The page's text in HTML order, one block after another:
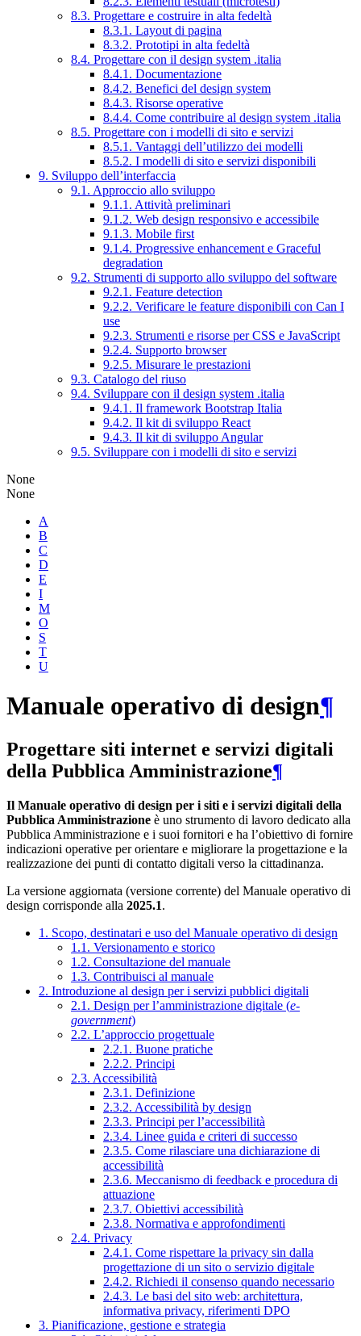
8.3. Progettare e costruire in alta fedeltà
8.3.1. Layout di pagina
8.3.2. Prototipi in alta fedeltà
8.4. Progettare con il design system .italia
8.4.1. Documentazione
8.4.2. Benefici del design system
8.4.3. Risorse operative
8.4.4. Come contribuire al design system .italia
8.5. Progettare con i modelli di sito e servizi
8.5.1. Vantaggi dell’utilizzo dei modelli
8.5.2. I modelli di sito e servizi disponibili
9. Sviluppo dell’interfaccia
9.1. Approccio allo sviluppo
9.1.1. Attività preliminari
9.1.2. Web design responsivo e accessibile
9.1.3. Mobile first
9.1.4. Progressive enhancement e Graceful
degradation
9.2. Strumenti di supporto allo sviluppo del software
9.2.1. Feature detection
9.2.2. Verificare le feature disponibili con Can I
use
9.2.3. Strumenti e risorse per CSS e JavaScript
9.2.4. Supporto browser
9.2.5. Misurare le prestazioni
9.3. Catalogo del riuso
9.4. Sviluppare con il design system .italia
9.4.1. Il framework Bootstrap Italia
9.4.2. Il kit di sviluppo React
9.4.3. Il kit di sviluppo Angular
9.5. Sviluppare con i modelli di sito e servizi
None
None
A
B
C
D
E
I
M
O
S
T
U
Manuale operativo di design¶
Progettare siti internet e servizi digitali
della Pubblica Amministrazione¶
Il Manuale operativo di design per i siti e i servizi digitali della
Pubblica Amministrazione è uno strumento di lavoro dedicato alla
Pubblica Amministrazione e i suoi fornitori e ha l’obiettivo di fornire
indicazioni operative per orientare e migliorare la progettazione e la
realizzazione dei punti di contatto digitali verso la cittadinanza.
La versione aggiornata (versione corrente) del Manuale operativo di
design corrisponde alla 2025.1.
1. Scopo, destinatari e uso del Manuale operativo di design
1.1. Versionamento e storico
1.2. Consultazione del manuale
1.3. Contribuisci al manuale
2. Introduzione al design per i servizi pubblici digitali
2.1. Design per l’amministrazione digitale (e-
government)
2.2. L’approccio progettuale
2.2.1. Buone pratiche
2.2.2. Principi
2.3. Accessibilità
2.3.1. Definizione
2.3.2. Accessibilità by design
2.3.3. Principi per l’accessibilità
2.3.4. Linee guida e criteri di successo
2.3.5. Come rilasciare una dichiarazione di
accessibilità
2.3.6. Meccanismo di feedback e procedura di
attuazione
2.3.7. Obiettivi accessibilità
2.3.8. Normativa e approfondimenti
2.4. Privacy
2.4.1. Come rispettare la privacy sin dalla
progettazione di un sito o servizio digitale
2.4.2. Richiedi il consenso quando necessario
2.4.3. Le basi del sito web: architettura,
informativa privacy, riferimenti DPO
3. Pianificazione, gestione e strategia